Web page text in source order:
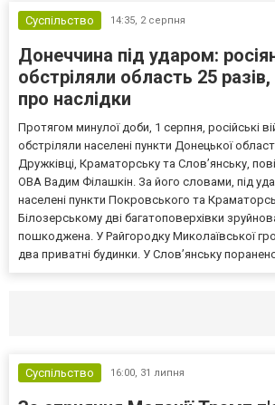
Суспільство 14:35, 2 серпня
Донеччина під ударом:
обстріляли область 25
про наслідки
Протягом минулої доби, 1 серпня, російські
обстріляли населені пункти Донецької
Дружківці, Краматорську та Слов’янську,
ОВА Вадим Філашкін. За його словами, під
населені пункти Покровського та
Білозерському дві багатоповерхівки
пошкоджена. У Райгородку Миколаївської
два приватні будинки. У Слов’янську
Суспільство 16:00, 31 липня